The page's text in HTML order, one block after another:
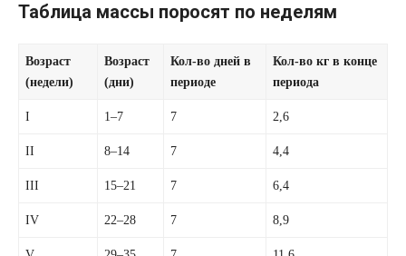
Таблица массы поросят по неделям
Возраст
(недели)
Возраст
(дни)
Кол-во дней в
периоде
Кол-во кг в конце
периода
I 1–7 7 2,6
II 8–14 7 4,4
III 15–21 7 6,4
IV 22–28 7 8,9